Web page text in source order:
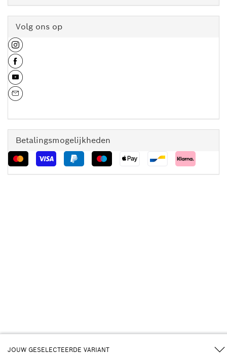
JOUW GESELECTEERDE VARIANT
Volg ons op
Betalingsmogelijkheden